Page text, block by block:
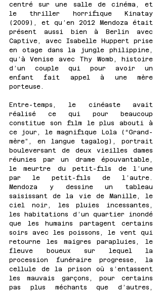
centré sur une salle de cinéma, et
le thriller horrifique Kinatay
(2009), et qu’en 2012 Mendoza était
présent aussi bien à Berlin avec
Captive, avec Isabelle Huppert prise
en otage dans la jungle philippine,
qu’à Venise avec Thy Womb, histoire
d’un couple qui pour avoir un
enfant fait appel à une mère
porteuse.
Entre-temps, le cinéaste avait
réalisé ce qui pour beaucoup
constitue son film le plus abouti à
ce jour, le magnifique Lola (“Grand-
mère”, en langue tagalog), portrait
bouleversant de deux vieilles dames
réunies par un drame épouvantable,
le meurtre du petit-fils de l’une
par le petit-fils de l’autre.
Mendoza y dessine un tableau
saisissant de la vie de Manille, le
ciel noir, les pluies incessantes,
les habitations d’un quartier inondé
que les humains partagent certains
soirs avec les poissons, le vent qui
retourne les maigres parapluies, le
fleuve boueux sur lequel la
procession funéraire progresse, la
cellule de la prison où s’entassent
les mauvais garçons, pour certains
pas plus méchants que d’autres,